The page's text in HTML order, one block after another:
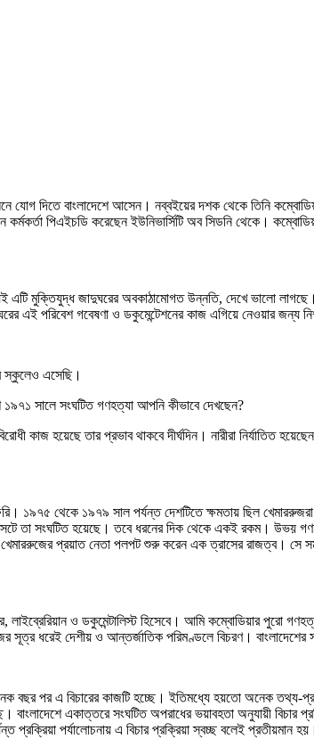
যোগ দিতে বাংলাদেশে আসেন। নব্বইয়ের দশক থেকে তিনি
পিএইচডি করেছেন ইউনিভার্সিটি অব সিডনি থেকে।
জাদুঘরের অবকাঠামোগত উন্নতি, দেখে ভালো লাগছে।
এই পরিবেশ গবেষণা ও ডকুমেন্টেশনের কাজ এগিয়ে নেওয়ার জন্য
স্কুলেও এসেছি।
সালে সংঘটিত গণহত্যা আপনি কীভাবে দেখছেন?
কাজ হয়েছে তার প্রভাব থাকবে দীর্ঘদিন। নারীরা
থেকে ১৯৭৯ সাল পর্যন্ত দেশটিতে ক্ষমতায় ছিল
তা সংঘটিত হয়েছে। তবে ধরনের দিক থেকে একই রকম। উভয়
প্রয়াত নেতা পলপট শুরু করেন এক ত্রাসের রাজত্ব। সে
ও ডকুমেন্টালিস্ট হিসেবে। আমি কম্বোডিয়ার পুরো
সূত্র ধরেই দেশীয় ও আন্তর্জাতিক পরিমণ্ডলে বিচরণ। বাংলাদেশের
বছর পর এ বিচারের কাজটি হচ্ছে। ইতিমধ্যে হয়তো অনেক তথ্য-
বাংলাদেশে একাত্তরে সংঘটিত অপরাধের ভয়াবহতা অনুযায়ী বিচার
প্রক্রিয়া পর্যালোচনায় এ বিচার প্রক্রিয়া স্বচ্ছ বলেই প্রতীয়মান হয়।